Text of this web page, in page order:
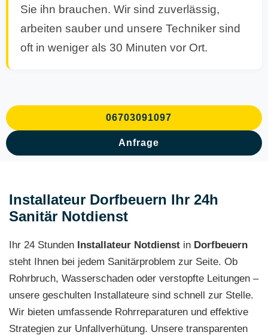
Sie ihn brauchen. Wir sind zuverlässig,
arbeiten sauber und unsere Techniker sind
oft in weniger als 30 Minuten vor Ort.
06703091097
Anfrage
Installateur Dorfbeuern Ihr 24h
Sanitär Notdienst
Ihr 24 Stunden Installateur Notdienst in Dorfbeuern
steht Ihnen bei jedem Sanitärproblem zur Seite. Ob
Rohrbruch, Wasserschaden oder verstopfte Leitungen –
unsere geschulten Installateure sind schnell zur Stelle.
Wir bieten umfassende Rohrreparaturen und effektive
Strategien zur Unfallverhütung. Unsere transparenten